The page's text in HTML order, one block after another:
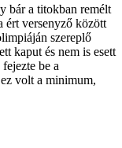
bár a titokban remélt
ért versenyző között
szereplő
kaput és nem is esett
be a
volt a minimum,